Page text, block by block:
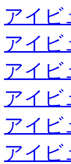
アイビ
アイビ
アイビ
アイビ
アイビ
アイビ